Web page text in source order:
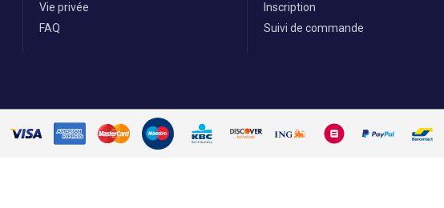
Vie privée
FAQ
Inscription
Suivi de commande